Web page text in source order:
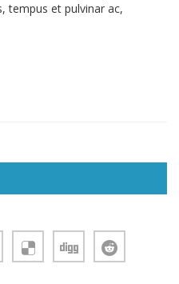
tempus et pulvinar ac,